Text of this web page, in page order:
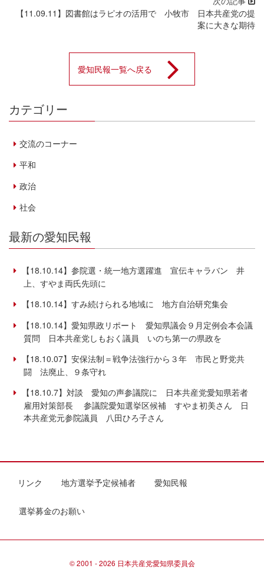
【11.09.11】図書館はラピオの活用で 小牧市 日本共産党の提
案に大きな期待
愛知民報一覧へ戻る
カテゴリー
交流のコーナー
平和
政治
社会
最新の愛知民報
【18.10.14】参院選・統一地方選躍進 宣伝キャラバン 井
上、すやま両氏先頭に
【18.10.14】すみ続けられる地域に 地方自治研究集会
【18.10.14】愛知県政リポート 愛知県議会９月定例会本会議
質問 日本共産党しもおく議員 いのち第一の県政を
【18.10.07】安保法制＝戦争法強行から３年 市民と野党共
闘 法廃止、９条守れ
【18.10.7】対談 愛知の声参議院に 日本共産党愛知県若者
雇用対策部長 参議院愛知選挙区候補 すやま初美さん 日
本共産党元参院議員 八田ひろ子さん
リンク 地方選挙予定候補者 愛知民報
選挙募金のお願い
© 2001 - 2026 日本共産党愛知県委員会